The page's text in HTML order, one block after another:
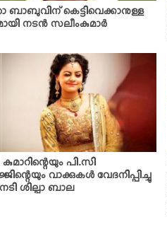
ബാബുവിന് കെട്ടിവെക്കാനുള്ള
നടന്‍ സലീംകുമാര്‍
പി.സി
വാക്കുകള്‍ വേദനിപ്പിച്ചു
ശില്പാ ബാല